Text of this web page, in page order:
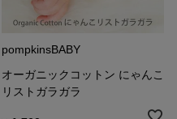
pompkinsBABY
オーガニックコットン にゃんこ
リストガラガラ